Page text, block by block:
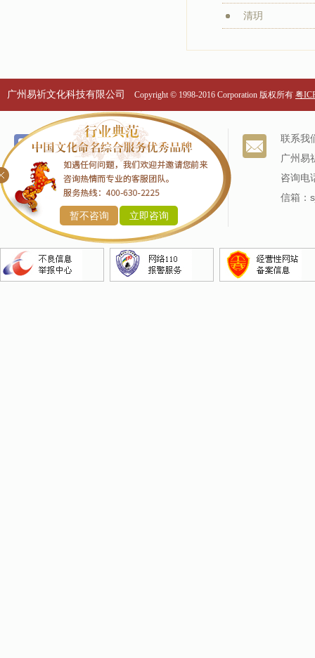
清玥
广州易祈文化科技有限公司 Copyright © 1998-2016 Corporation 版权所有 粤
暂不咨询 立即咨询
个名服务
改名服务
商标命名
产品命名
企业命名
关于我们
我们的历史
专家阵容
联系我
广州易
咨询电
信箱：